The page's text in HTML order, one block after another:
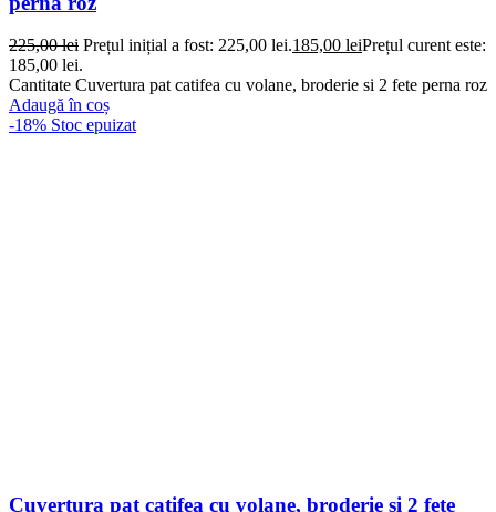
225,00lei Prețul inițial a fost: 225,00 lei.185,00 leiPrețul curent este:
185,00 lei.
Cantitate Cuvertura pat catifea cu volane, broderie si 2 fete perna roz
Adaugă în coș
-18% Stoc epuizat
Cuvertura pat catifea cu volane, broderie si 2 fete